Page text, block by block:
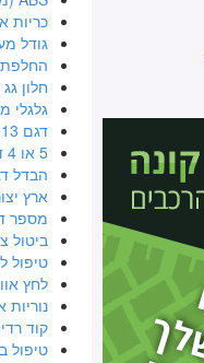
כריות
גודל
החלפת
חלון גג
גלגלי
דגם 2013 חדש
5 או 4 דלתות
הבדל
ארץ
מספר
ביטול
טיפול
לחץ
קוד
טיפול